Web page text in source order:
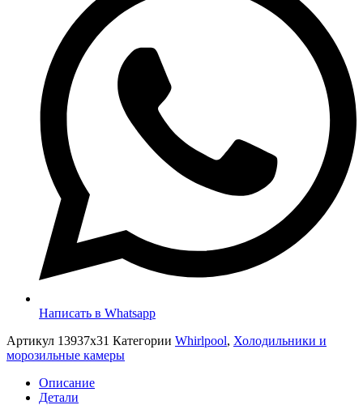
Написать в Whatsapp
Артикул 13937x31 Категории Whirlpool, Холодильники и
морозильные камеры
Описание
Детали